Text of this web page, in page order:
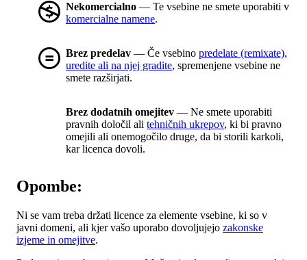
Nekomercialno — Te vsebine ne smete uporabiti v
komercialne namene.
Brez predelav — Če vsebino predelate (remixate),
uredite ali na njej gradite, spremenjene vsebine ne
smete razširjati.
Brez dodatnih omejitev — Ne smete uporabiti
pravnih določil ali tehničnih ukrepov, ki bi pravno
omejili ali onemogočilo druge, da bi storili karkoli,
kar licenca dovoli.
Opombe:
Ni se vam treba držati licence za elemente vsebine, ki so v
javni domeni, ali kjer vašo uporabo dovoljujejo zakonske
izjeme in omejitve.